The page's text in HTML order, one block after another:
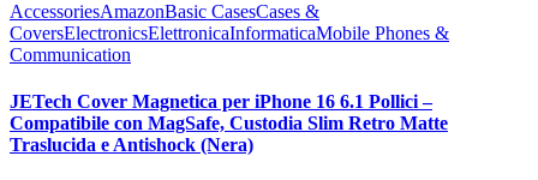
AccessoriesAmazonBasic CasesCases &
CoversElectronicsElettronicaInformaticaMobile Phones &
Communication
JETech Cover Magnetica per iPhone 16 6.1 Pollici –
Compatibile con MagSafe, Custodia Slim Retro Matte
Traslucida e Antishock (Nera)